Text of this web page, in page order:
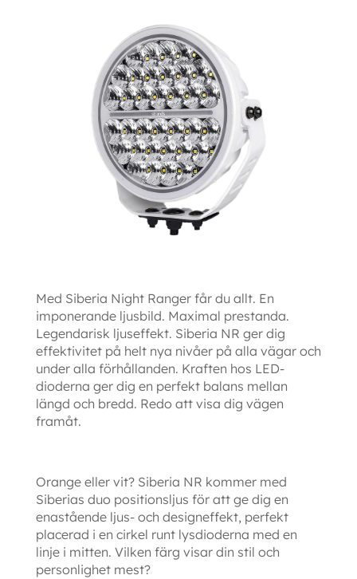
Med Siberia Night Ranger får du allt. En
imponerande ljusbild. Maximal prestanda.
Legendarisk ljuseffekt. Siberia NR ger dig
effektivitet på helt nya nivåer på alla vägar och
under alla förhållanden. Kraften hos LED-
dioderna ger dig en perfekt balans mellan
längd och bredd. Redo att visa dig vägen
framåt.
Orange eller vit? Siberia NR kommer med
Siberias duo positionsljus för att ge dig en
enastående ljus- och designeffekt, perfekt
placerad i en cirkel runt lysdioderna med en
linje i mitten. Vilken färg visar din stil och
personlighet mest?